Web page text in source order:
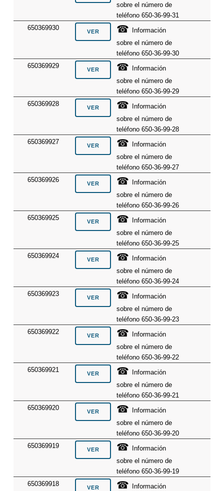
sobre el número de
teléfono 650-36-99-31
650369930
☎ Información
sobre el número de
teléfono 650-36-99-30
650369929
☎ Información
sobre el número de
teléfono 650-36-99-29
650369928
☎ Información
sobre el número de
teléfono 650-36-99-28
650369927
☎ Información
sobre el número de
teléfono 650-36-99-27
650369926
☎ Información
sobre el número de
teléfono 650-36-99-26
650369925
☎ Información
sobre el número de
teléfono 650-36-99-25
650369924
☎ Información
sobre el número de
teléfono 650-36-99-24
650369923
☎ Información
sobre el número de
teléfono 650-36-99-23
650369922
☎ Información
sobre el número de
teléfono 650-36-99-22
650369921
☎ Información
sobre el número de
teléfono 650-36-99-21
650369920
☎ Información
sobre el número de
teléfono 650-36-99-20
650369919
☎ Información
sobre el número de
teléfono 650-36-99-19
650369918
☎ Información